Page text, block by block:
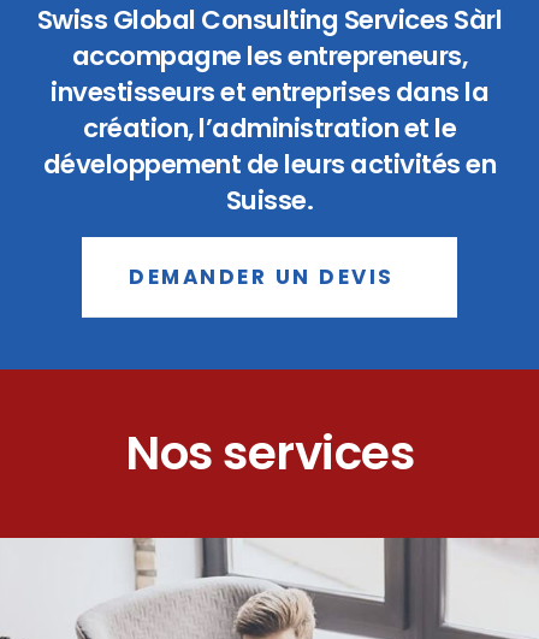
Swiss Global Consulting Services Sàrl
accompagne les entrepreneurs,
investisseurs et entreprises dans la
création, l’administration et le
développement de leurs activités en
Suisse.
DEMANDER UN DEVIS
Nos services